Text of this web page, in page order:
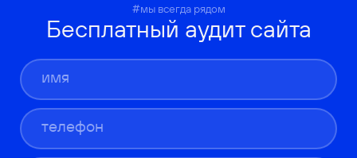
#мы всегда рядом
Бесплатный аудит сайта